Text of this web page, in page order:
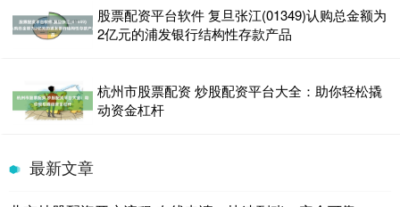
股票配资平台软件 复旦张江(01349)认购总金额为
2亿元的浦发银行结构性存款产品
杭州市股票配资 炒股配资平台大全：助你轻松撬
动资金杠杆
最新文章